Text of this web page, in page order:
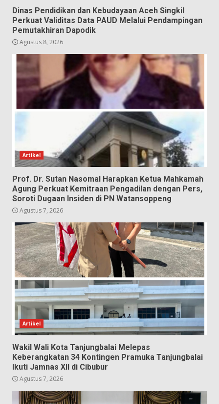
Dinas Pendidikan dan Kebudayaan Aceh Singkil
Perkuat Validitas Data PAUD Melalui Pendampingan
Pemutakhiran Dapodik
Agustus 8, 2026
Artikel
Prof. Dr. Sutan Nasomal Harapkan Ketua Mahkamah
Agung Perkuat Kemitraan Pengadilan dengan Pers,
Soroti Dugaan Insiden di PN Watansoppeng
Agustus 7, 2026
Artikel
Wakil Wali Kota Tanjungbalai Melepas
Keberangkatan 34 Kontingen Pramuka Tanjungbalai
Ikuti Jamnas XII di Cibubur
Agustus 7, 2026